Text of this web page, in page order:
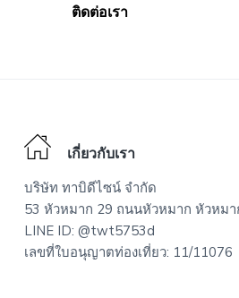
ติดต่อเรา
Footerเกี่ยวกับเรา
บริษัท ทาบิดีไซน์ จำกัด
53 หัวหมาก 29 ถนนหัวหมาก หัวหม
LINE ID: @twt5753d
เลขที่ใบอนุญาตท่องเที่ยว: 11/11076